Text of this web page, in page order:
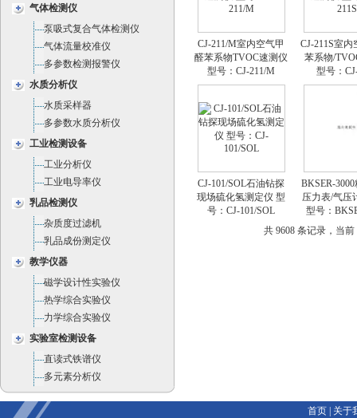
气体检测仪
泵吸式复合气体检测仪
气体流量校准仪
多参数检测报警仪
水质分析仪
水质采样器
多参数水质分析仪
工业检测设备
工业分析仪
工业电导率仪
乳品检测仪
杂质度过滤机
乳品成份测定仪
教学仪器
磁学设计性实验仪
热学综合实验仪
力学综合实验仪
实验室检测设备
直读式铁谱仪
多元素分析仪
CJ-211/M室内空气甲
醛苯系物TVOC速测仪
型号：CJ-211/M
CJ-211S室内
苯系物/
型号：
CJ-101/SOL石油钻探
现场硫化氢测定仪 型
号：CJ-101/SOL
BKSER-
压力表/气压
型号：
共 9608 条记录，当
首页|
关于